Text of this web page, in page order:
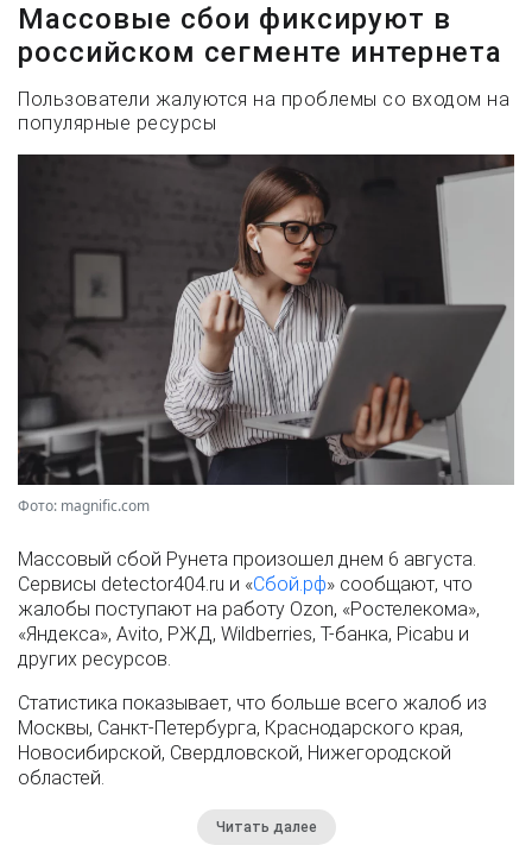
Массовые сбои фиксируют в
российском сегменте интернета
Пользователи жалуются на проблемы со входом на
популярные ресурсы
Фото: magnific.com
Массовый сбой Рунета произошел днем 6 августа.
Сервисы detector404.ru и «Сбой.рф» сообщают, что
жалобы поступают на работу Ozon, «Ростелекома»,
«Яндекса», Avito, РЖД, Wildberries, Т-банка, Picabu и
других ресурсов.
Статистика показывает, что больше всего жалоб из
Москвы, Санкт-Петербурга, Краснодарского края,
Новосибирской, Свердловской, Нижегородской
областей.
Читать далее